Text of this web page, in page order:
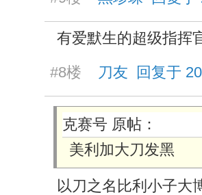
有爱默生的超级指挥
#8楼 刀友 回复于
克赛号 原帖：
美利加大刀发黑
以刀之名比利小子大